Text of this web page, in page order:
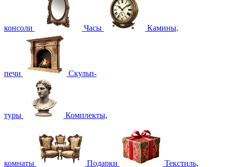
консоли Часы Камины,
печи Скульп-
туры Комплекты,
комнаты Подарки Текстиль,